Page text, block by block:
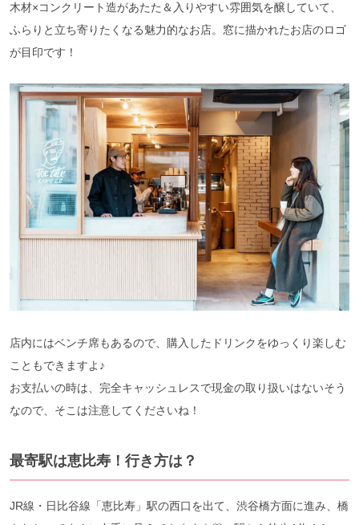
木材×コンクリート造があたた＆入りやすい雰囲気を醸していて、
ふらりと立ち寄りたくなる魅力的なお店。窓に描かれたお店のロゴ
が目印です！
店内にはベンチ席もあるので、購入したドリンクをゆっくり楽しむ
こともできますよ♪
お支払いの時は、完全キャッシュレスで現金の取り扱いはないそう
なので、そこは注意してくださいね！
最寄駅は恵比寿！行き方は？
JR線・日比谷線「恵比寿」駅の西口を出て、渋谷橋方面に進み、橋